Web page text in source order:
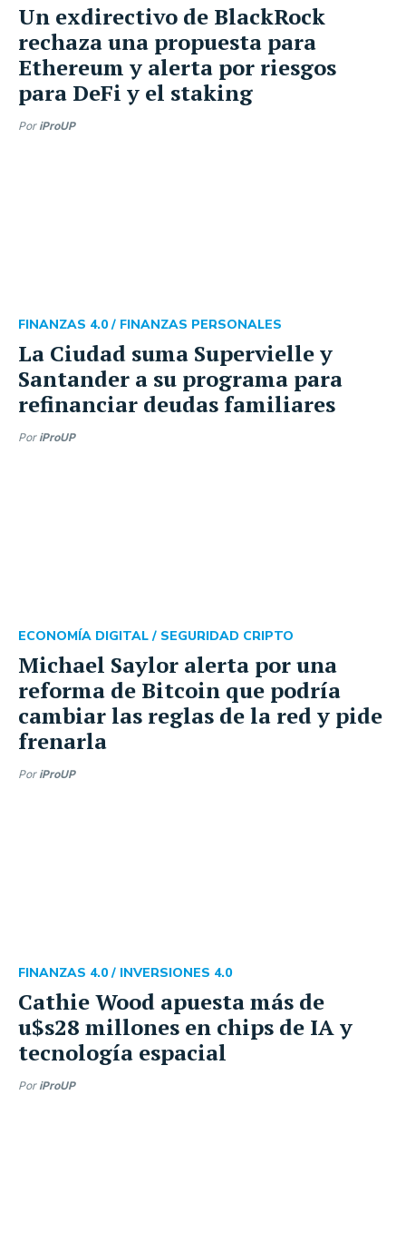
Un exdirectivo de BlackRock
rechaza una propuesta para
Ethereum y alerta por riesgos
para DeFi y el staking
Por iProUP
La Ciudad suma Supervielle y
Santander a su programa para
refinanciar deudas familiares
FINANZAS 4.0 / FINANZAS PERSONALES
Por iProUP
Michael Saylor alerta por una
reforma de Bitcoin que podría
cambiar las reglas de la red y pide
frenarla
ECONOMÍA DIGITAL / SEGURIDAD CRIPTO
Por iProUP
Cathie Wood apuesta más de
u$s28 millones en chips de IA y
tecnología espacial
FINANZAS 4.0 / INVERSIONES 4.0
Por iProUP